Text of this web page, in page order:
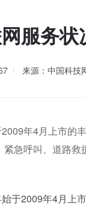
服务状
来源：中国科技
年4月上市的
急呼叫、道路救
2009年4月上市